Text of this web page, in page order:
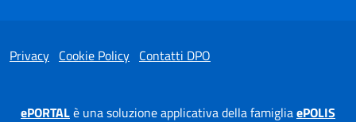
Privacy Cookie Policy Contatti DPO
ePORTALè una soluzione applicativa della famigliaePOLIS